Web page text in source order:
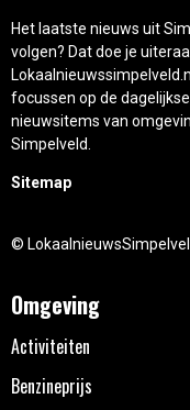
Het laatste nieuws uit
volgen? Dat doe je
focussen op de dagelijkse
nieuwsitems van
Simpelveld.
Sitemap
©
Omgeving
Activiteiten
Benzineprijs